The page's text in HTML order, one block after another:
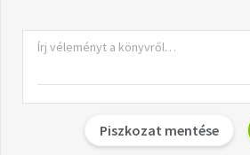
Piszkozat mentése